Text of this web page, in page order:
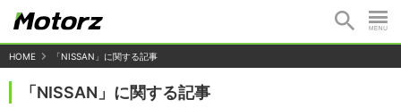
HOME 「NISSAN」に関する記事
「NISSAN」に関する記事